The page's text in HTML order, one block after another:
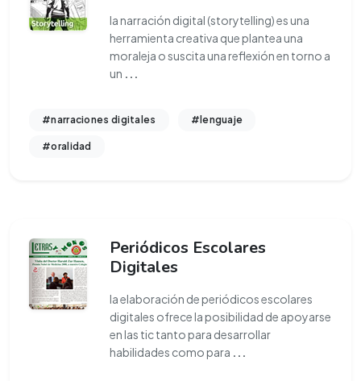
la narración digital (storytelling) es una
herramienta creativa que plantea una
moraleja o suscita una reflexión en torno a
un ...
#narraciones digitales #lenguaje
#oralidad
Periódicos Escolares
Digitales
la elaboración de periódicos escolares
digitales ofrece la posibilidad de apoyarse
en las tic tanto para desarrollar
habilidades como para ...